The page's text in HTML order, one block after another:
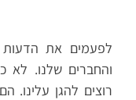
לפעמים את
והחברים שלנו. לא
רוצים להגן עלינו.